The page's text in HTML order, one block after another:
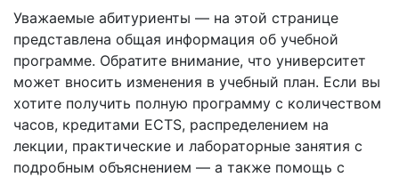
Уважаемые абитуриенты — на этой странице
представлена общая информация об учебной
программе. Обратите внимание, что университет
может вносить изменения в учебный план. Если вы
хотите получить полную программу с количеством
часов, кредитами ECTS, распределением на
лекции, практические и лабораторные занятия с
подробным объяснением — а также помощь с